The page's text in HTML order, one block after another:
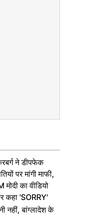
ने डीपफेक
पर मांगी माफी,
का वीडियो
कहा 'SORRY'
नहीं, बांग्लादेश के